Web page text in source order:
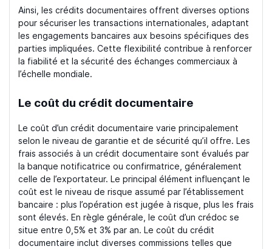
Ainsi, les crédits documentaires offrent diverses options
pour sécuriser les transactions internationales, adaptant
les engagements bancaires aux besoins spécifiques des
parties impliquées. Cette flexibilité contribue à renforcer
la fiabilité et la sécurité des échanges commerciaux à
l’échelle mondiale.
Le coût du crédit documentaire
Le coût d’un crédit documentaire varie principalement
selon le niveau de garantie et de sécurité qu’il offre. Les
frais associés à un crédit documentaire sont évalués par
la banque notificatrice ou confirmatrice, généralement
celle de l’exportateur. Le principal élément influençant le
coût est le niveau de risque assumé par l’établissement
bancaire : plus l’opération est jugée à risque, plus les frais
sont élevés. En règle générale, le coût d’un crédoc se
situe entre 0,5% et 3% par an. Le coût du crédit
documentaire inclut diverses commissions telles que